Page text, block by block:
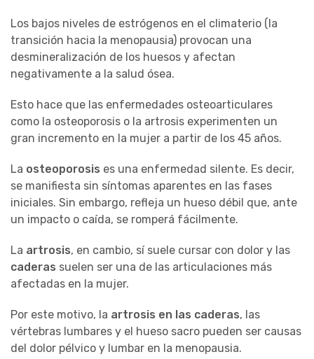
Los bajos niveles de estrógenos en el climaterio (la
transición hacia la menopausia) provocan una
desmineralización de los huesos y afectan
negativamente a la salud ósea.
Esto hace que las enfermedades osteoarticulares
como la osteoporosis o la artrosis experimenten un
gran incremento en la mujer a partir de los 45 años.
La osteoporosis es una enfermedad silente. Es decir,
se manifiesta sin síntomas aparentes en las fases
iniciales. Sin embargo, refleja un hueso débil que, ante
un impacto o caída, se romperá fácilmente.
La artrosis, en cambio, sí suele cursar con dolor y las
caderas suelen ser una de las articulaciones más
afectadas en la mujer.
Por este motivo, la artrosis en las caderas, las
vértebras lumbares y el hueso sacro pueden ser causas
del dolor pélvico y lumbar en la menopausia.